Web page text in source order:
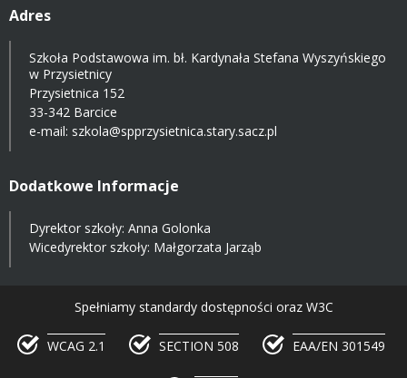
Adres
Szkoła Podstawowa im. bł. Kardynała Stefana Wyszyńskiego
w Przysietnicy
Przysietnica 152
33-342 Barcice
e-mail: szkola@spprzysietnica.stary.sacz.pl
Dodatkowe Informacje
Dyrektor szkoły: Anna Golonka
Wicedyrektor szkoły: Małgorzata Jarząb
Spełniamy standardy dostępności oraz W3C
WCAG 2.1 SECTION 508 EAA/EN 301549